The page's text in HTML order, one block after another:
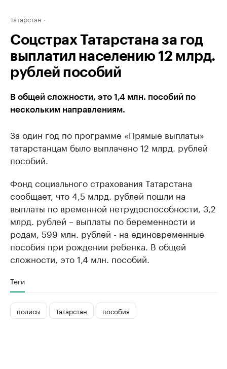
Татарстан
Cоцстрах Татарстана за год
выплатил населению 12 млрд.
рублей пособий
В общей сложности, это 1,4 млн. пособий по
нескольким направлениям.
За один год по программе «Прямые выплаты»
татарстанцам было выплачено 12 млрд. рублей
пособий.
Фонд социального страхования Татарстана
сообщает, что 4,5 млрд. рублей пошли на
выплаты по временной нетрудоспособности, 3,2
млрд. рублей – выплаты по беременности и
родам, 599 млн. рублей - на единовременные
пособия при рождении ребенка. В общей
сложности, это 1,4 млн. пособий.
Теги
полисы Татарстан пособия